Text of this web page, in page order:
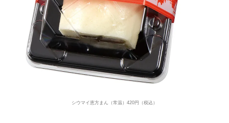
シウマイ恵方まん（常温）420円（税込）